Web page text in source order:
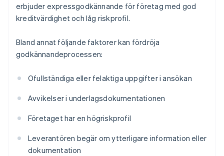
erbjuder expressgodkännande för företag med god
kreditvärdighet och låg riskprofil.
Bland annat följande faktorer kan fördröja
godkännandeprocessen:
Ofullständiga eller felaktiga uppgifter i ansökan
Avvikelser i underlagsdokumentationen
Företaget har en högriskprofil
Leverantören begär om ytterligare information eller
dokumentation